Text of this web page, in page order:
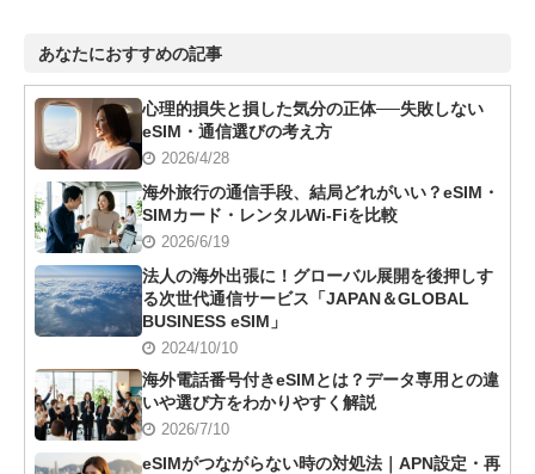
あなたにおすすめの記事
心理的損失と損した気分の正体──失敗しない
eSIM・通信選びの考え方
2026/4/28
海外旅行の通信手段、結局どれがいい？eSIM・
SIMカード・レンタルWi-Fiを比較
2026/6/19
法人の海外出張に！グローバル展開を後押しす
る次世代通信サービス「JAPAN＆GLOBAL
BUSINESS eSIM」
2024/10/10
海外電話番号付きeSIMとは？データ専用との違
いや選び方をわかりやすく解説
2026/7/10
eSIMがつながらない時の対処法｜APN設定・再